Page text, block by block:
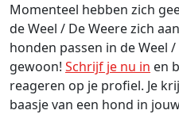
Momenteel hebben zich
de Weel / De Weere zich
honden passen in de Weel
gewoon! Schrijf je nu in en
reageren op je profiel. Je
baasje van een hond in